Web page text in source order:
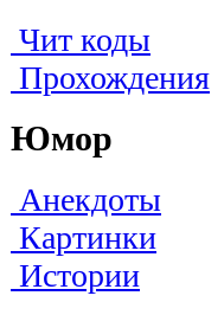
Чит коды
Прохождения
Юмор
Анекдоты
Картинки
Истории